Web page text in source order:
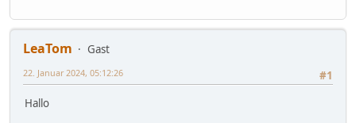
LeaTom
Gast
#1
22. Januar 2024, 05:12:26
Hallo